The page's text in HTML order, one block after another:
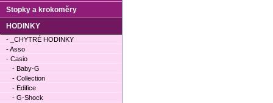
Stopky a krokoměry
HODINKY
- _CHYTRÉ HODINKY
- Asso
- Casio
- Baby-G
- Collection
- Edifice
- G-Shock